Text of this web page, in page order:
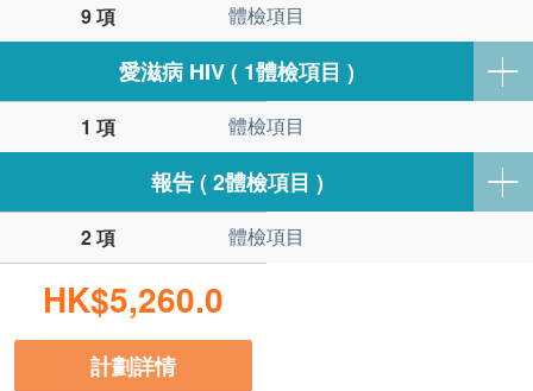
體檢項目
愛滋病 HIV ( 1體檢項目 )
體檢項目
報告 ( 2體檢項目 )
體檢項目
9 項
1 項
2 項
HK$5,260.0
計劃詳情